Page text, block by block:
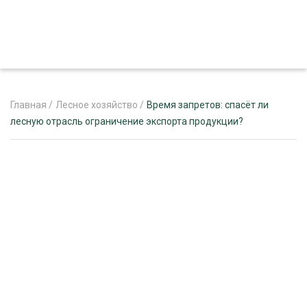
Главная / Лесное хозяйство / Время‌ ‌запретов:‌ ‌спасёт‌ ‌ли‌
‌лесную‌ ‌отрасль‌ ‌ограничение‌ ‌экспорта‌ ‌продукции?